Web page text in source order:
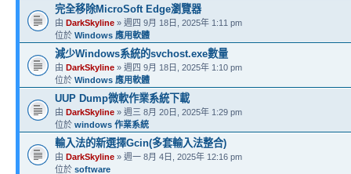
完全移除MicroSoft Edge瀏覽器
由 DarkSkyline » 週四 9月 18日, 2025年 1:11 pm
位於 Windows 應用軟體
減少Windows系統的svchost.exe數量
由 DarkSkyline » 週四 9月 18日, 2025年 1:10 pm
位於 Windows 應用軟體
UUP Dump微軟作業系統下載
由 DarkSkyline » 週三 8月 20日, 2025年 1:29 pm
位於 windows 作業系統
輸入法的新選擇Gcin(多套輸入法整合)
由 DarkSkyline » 週一 8月 4日, 2025年 12:16 pm
位於 software